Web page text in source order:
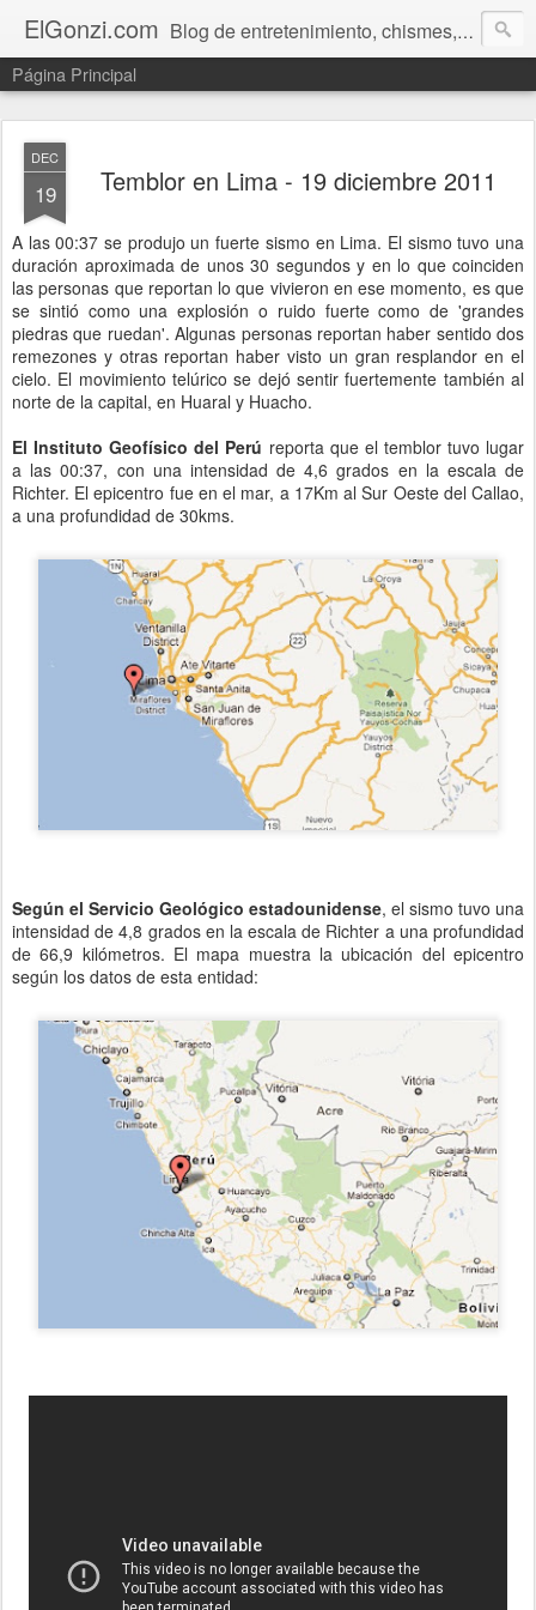
ElGonzi.com Blog de entretenimiento, chismes, humor, farándula, curiosidades, ovnis, noticias calientes, fotos, videos, paranormal y ¡más!
Página Principal
DEC
19 Temblor en Lima - 19 diciembre 2011
A las 00:37 se produjo un fuerte sismo en Lima. El sismo tuvo una
duración aproximada de unos 30 segundos y en lo que coinciden
las personas que reportan lo que vivieron en ese momento, es que
se sintió como una explosión o ruido fuerte como de 'grandes
piedras que ruedan'. Algunas personas reportan haber sentido dos
remezones y otras reportan haber visto un gran resplandor en el
cielo. El movimiento telúrico se dejó sentir fuertemente también al
norte de la capital, en Huaral y Huacho.
El Instituto Geofísico del Perú reporta que el temblor tuvo lugar
a las 00:37, con una intensidad de 4,6 grados en la escala de
Richter. El epicentro fue en el mar, a 17Km al Sur Oeste del Callao,
a una profundidad de 30kms.
Según el Servicio Geológico estadounidense, el sismo tuvo una
intensidad de 4,8 grados en la escala de Richter a una profundidad
de 66,9 kilómetros. El mapa muestra la ubicación del epicentro
según los datos de esta entidad: